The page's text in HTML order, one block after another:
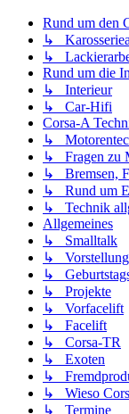
Rund um den
↳
↳
Rund um die
↳ Interieur
↳ Car-Hifi
Corsa-A
↳
↳ Fragen zu
↳ Bremsen,
↳ Rund um
↳ Technik
Allgemeines
↳ Smalltalk
↳
↳
↳ Projekte
↳ Vorfacelift
↳ Facelift
↳ Corsa-TR
↳ Exoten
↳
↳ Wieso
↳ Termine